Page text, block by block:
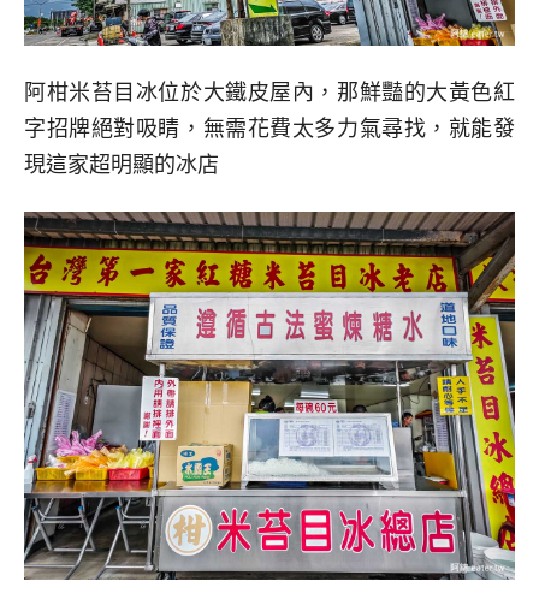
阿柑米苔目冰位於大鐵皮屋內，那鮮豔的大黃色紅
字招牌絕對吸睛，無需花費太多力氣尋找，就能發
現這家超明顯的冰店